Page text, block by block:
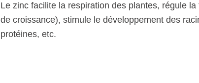
Le zinc facilite la respiration des plantes, régule
de croissance), stimule le développement des
protéines, etc.